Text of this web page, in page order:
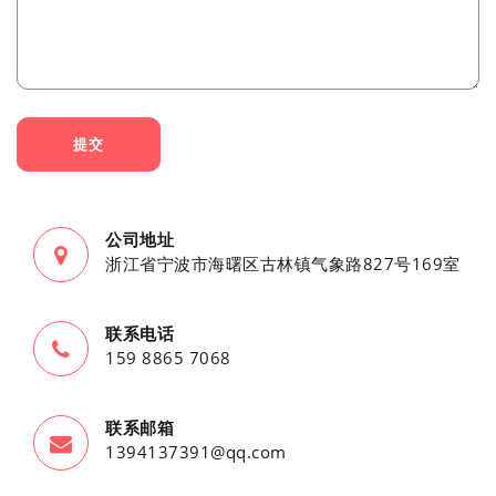
提交
公司地址
浙江省宁波市海曙区古林镇气象路827号169室
联系电话
159 8865 7068
联系邮箱
1394137391@qq.com